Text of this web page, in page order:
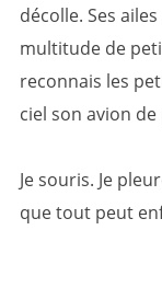
décolle. Ses
multitude de
reconnais les
ciel son avion
Je souris. Je
que tout peut